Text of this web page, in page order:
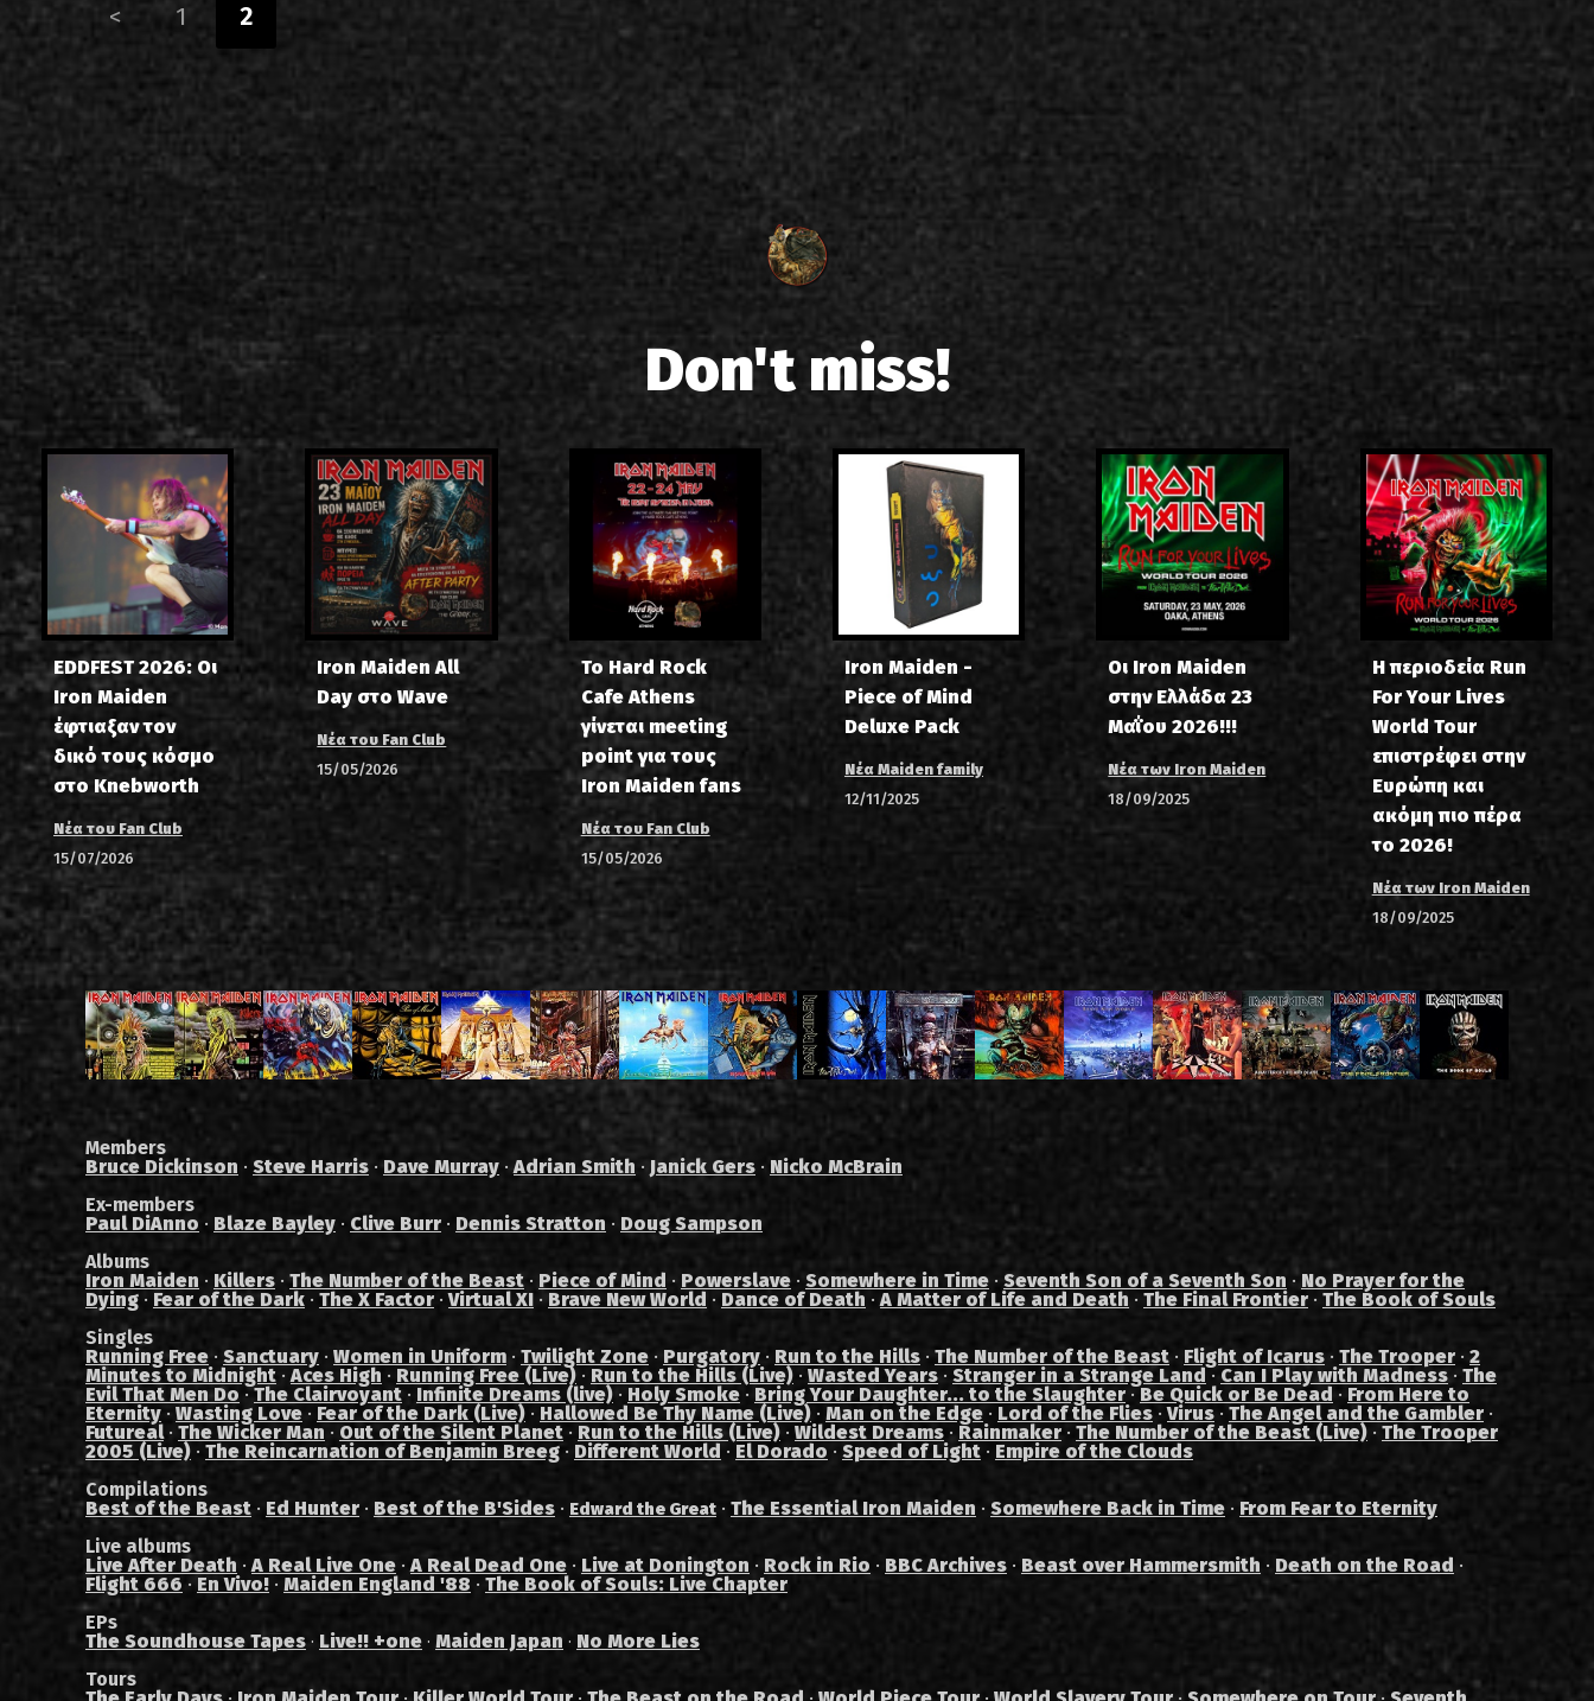
< 1 2
Don't miss!
EDDFEST 2026: Οι
Iron Maiden
έφτιαξαν τον
δικό τους κόσμο
στο Knebworth
Νέα του Fan Club
15/07/2026
Iron Maiden All
Day στο Wave
Νέα του Fan Club
15/05/2026
Το Hard Rock
Cafe Athens
γίνεται meeting
point για τους
Iron Maiden fans
Νέα του Fan Club
15/05/2026
Iron Maiden -
Piece of Mind
Deluxe Pack
Νέα Maiden family
12/11/2025
Οι Iron Maiden
στην Ελλάδα 23
Μαΐου 2026!!!
Νέα των Iron Maiden
18/09/2025
Η περιοδεία Run
For Your Lives
World Tour
επιστρέφει στην
Ευρώπη και
ακόμη πιο πέρα
το 2026!
Νέα των Iron Maiden
18/09/2025
Members
Bruce Dickinson · Steve Harris · Dave Murray ·Adrian Smith · Janick Gers · Nicko McBrain
Ex-members
Paul DiAnno · Blaze Bayley · Clive Burr · Dennis Stratton · Doug Sampson
Albums
Iron Maiden · Killers · The Number of the Beast · Piece of Mind · Powerslave · Somewhere in Time · Seventh Son of a Seventh Son · No Prayer for the
Dying · Fear of the Dark · The X Factor ·Virtual XI · Brave New World · Dance of Death ·A Matter of Life and Death · The Final Frontier · The Book of Souls
Singles
Running Free · Sanctuary · Women in Uniform · Twilight Zone · Purgatory · Run to the Hills · The Number of the Beast · Flight of Icarus · The Trooper · 2
Minutes to Midnight ·Aces High · Running Free (Live) · Run to the Hills (Live) · Wasted Years · Stranger in a Strange Land · Can I Play with Madness · The
Evil That Men Do · The Clairvoyant · Infinite Dreams (live) · Holy Smoke · Bring Your Daughter... to the Slaughter · Be Quick or Be Dead · From Here to
Eternity · Wasting Love · Fear of the Dark (Live) · Hallowed Be Thy Name (Live) · Man on the Edge · Lord of the Flies ·Virus · The Angel and the Gambler ·
Futureal· The Wicker Man · Out of the Silent Planet · Run to the Hills (Live) · Wildest Dreams · Rainmaker · The Number of the Beast (Live) · The Trooper
2005 (Live) · The Reincarnation of Benjamin Breeg · Different World · El Dorado · Speed of Light · Empire of the Clouds
Compilations
Best of the Beast · Ed Hunter · Best of the B'Sides · Edward the Great · The Essential Iron Maiden · Somewhere Back in Time · From Fear to Eternity
Live albums
Live After Death ·A Real Live One ·A Real Dead One · Live at Donington · Rock in Rio · BBC Archives · Beast over Hammersmith · Death on the Road ·
Flight 666 · En Vivo! · Maiden England '88 · The Book of Souls: Live Chapter
EPs
The Soundhouse Tapes · Live!! +one · Maiden Japan · No More Lies
Tours